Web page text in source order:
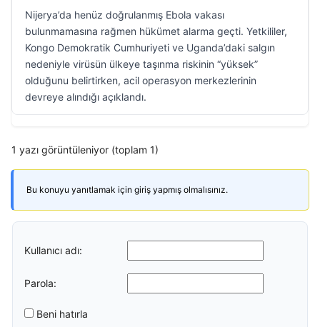
Nijerya’da henüz doğrulanmış Ebola vakası
bulunmamasına rağmen hükümet alarma geçti. Yetkililer,
Kongo Demokratik Cumhuriyeti ve Uganda’daki salgın
nedeniyle virüsün ülkeye taşınma riskinin “yüksek”
olduğunu belirtirken, acil operasyon merkezlerinin
devreye alındığı açıklandı.
1 yazı görüntüleniyor (toplam 1)
Bu konuyu yanıtlamak için giriş yapmış olmalısınız.
Kullanıcı adı:
Parola:
Beni hatırla